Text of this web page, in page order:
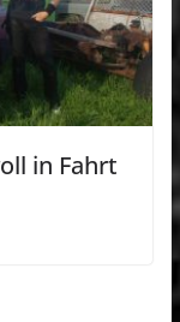
in Fahrt